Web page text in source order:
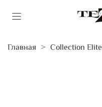
Главная Collection Elite